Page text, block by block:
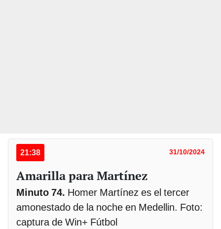
21:38 31/10/2024
Amarilla para Martínez
Minuto 74. Homer Martínez es el tercer
amonestado de la noche en Medellin. Foto:
captura de Win+ Fútbol